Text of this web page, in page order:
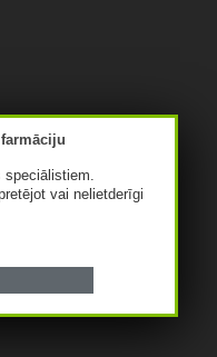
speciālistiem.
vai nelietderīgi